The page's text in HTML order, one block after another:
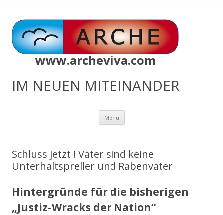
www.archeviva.com
IM NEUEN MITEINANDER
Menü Zum
springen
Schluss jetzt ! Väter sind keine
Unterhaltspreller und Rabenväter
Hintergründe für die bisherigen
„Justiz-Wracks der Nation“